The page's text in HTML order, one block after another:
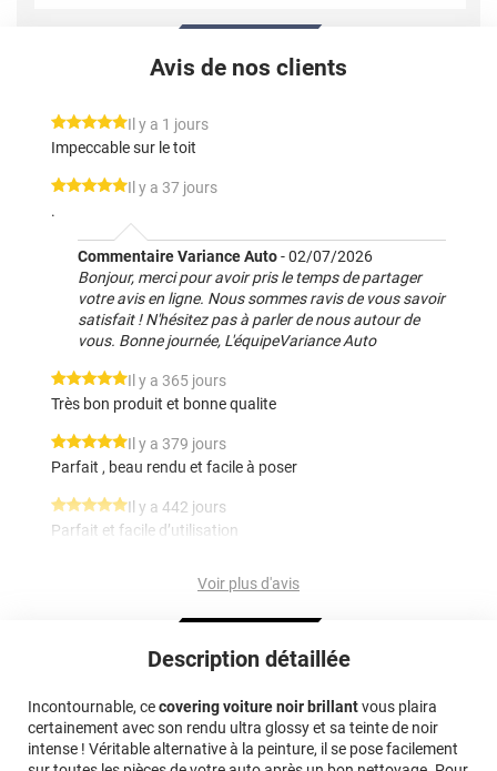
Avis de nos clients
*****
Il y a 1 jours
Impeccable sur le toit
*****
Il y a 37 jours
.
Commentaire Variance Auto-02/07/2026
Bonjour, merci pour avoir pris le temps de partager
votre avis en ligne. Nous sommes ravis de vous savoir
satisfait ! N'hésitez pas à parler de nous autour de
vous. Bonne journée, L'équipeVariance Auto
*****
Il y a 365 jours
Très bon produit et bonne qualite
*****
Il y a 379 jours
Parfait , beau rendu et facile à poser
*****
Il y a 442 jours
Parfait et facile d’utilisation
Produit correspondent à mes attentes. Je recommande.
Bien noir. Belle qualité
Il y a 631 jours
Top
*****
Il y a 863 jours
Voir plus d'avis
Description détaillée
Incontournable, cecovering voiture noir brillantvous plaira
certainement avec son rendu ultra glossy et sa teinte de noir
intense ! Véritable alternative à la peinture, il se pose facilement